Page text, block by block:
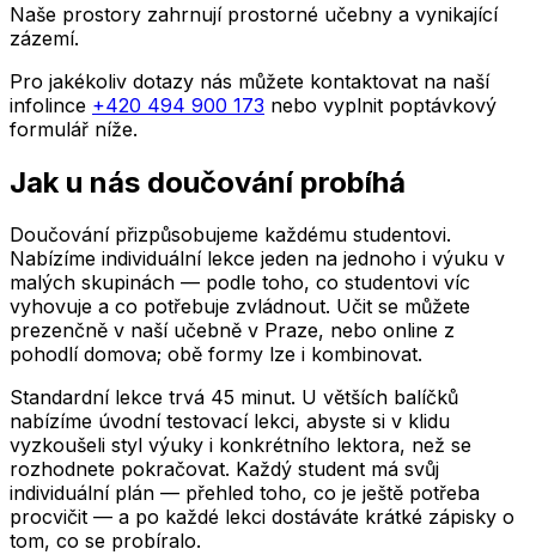
Naše prostory zahrnují prostorné učebny a vynikající
zázemí.
Pro jakékoliv dotazy nás můžete kontaktovat na naší
infolince +420 494 900 173 nebo vyplnit poptávkový
formulář níže.
Jak u nás doučování probíhá
Doučování přizpůsobujeme každému studentovi.
Nabízíme individuální lekce jeden na jednoho i výuku v
malých skupinách — podle toho, co studentovi víc
vyhovuje a co potřebuje zvládnout. Učit se můžete
prezenčně v naší učebně v Praze, nebo online z
pohodlí domova; obě formy lze i kombinovat.
Standardní lekce trvá 45 minut. U větších balíčků
nabízíme úvodní testovací lekci, abyste si v klidu
vyzkoušeli styl výuky i konkrétního lektora, než se
rozhodnete pokračovat. Každý student má svůj
individuální plán — přehled toho, co je ještě potřeba
procvičit — a po každé lekci dostáváte krátké zápisky o
tom, co se probíralo.